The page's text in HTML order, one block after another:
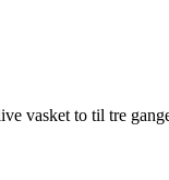
vasket to til tre